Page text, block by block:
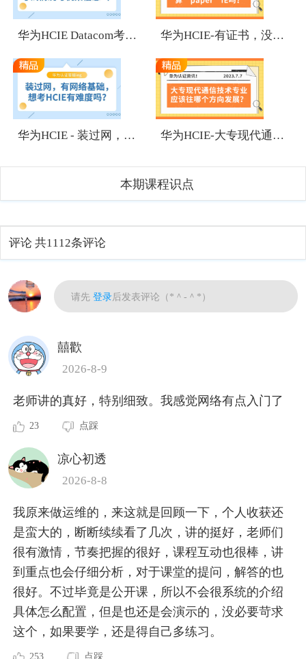
华为HCIE Datacom考试情况与机架信息-下 华为HCIE-有证书，没经验，算“paper”IE吗？
华为HCIE - 装过网，有网络基础，想考HCIE有难度吗？ 华为HCIE-大专现代通信技术专业应该往哪个方向发展？
本期课程识点
评论 共1112条评论
请先登录后发表评论（*＾-＾*）
囍歡
2026-8-9
老师讲的真好，特别细致。我感觉网络有点入门了
23 点踩
凉心初透
2026-8-8
我原来做运维的，来这就是回顾一下，个人收获还
是蛮大的，断断续续看了几次，讲的挺好，老师们
很有激情，节奏把握的很好，课程互动也很棒，讲
到重点也会仔细分析，对于课堂的提问，解答的也
很好。不过毕竟是公开课，所以不会很系统的介绍
具体怎么配置，但是也还是会演示的，没必要苛求
这个，如果要学，还是得自己多练习。
253 点踩